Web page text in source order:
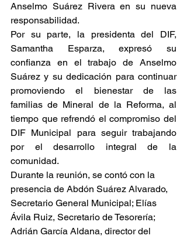
Anselmo Suárez Rivera en su nueva
responsabilidad.
Por su parte, la presidenta del DIF,
Samantha Esparza, expresó su
confianza en el trabajo de Anselmo
Suárez y su dedicación para continuar
promoviendo el bienestar de las
familias de Mineral de la Reforma, al
tiempo que refrendó el compromiso del
DIF Municipal para seguir trabajando
por el desarrollo integral de la
comunidad.
Durante la reunión, se contó con la
presencia de Abdón Suárez Alvarado,
Secretario General Municipal; Elías
Ávila Ruiz, Secretario de Tesorería;
Adrián García Aldana, director del